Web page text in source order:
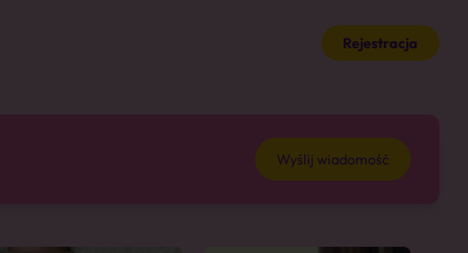
Rejestracja
Wyślij wiadomość